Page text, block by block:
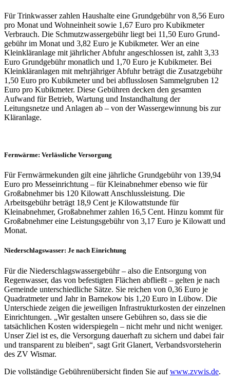
Für Trinkwasser zahlen Haushalte eine Grundgebühr von 8,56 Euro
pro Monat und Wohneinheit sowie 1,67 Euro pro Kubikmeter
Verbrauch. Die Schmutzwassergebühr liegt bei 11,50 Euro Grund­
gebühr im Monat und 3,82 Euro je Kubikmeter. Wer an eine
Kleinkläranlage mit jährlicher Abfuhr angeschlossen ist, zahlt 3,33
Euro Grundgebühr monatlich und 1,70 Euro je Kubikmeter. Bei
Kleinkläranlagen mit mehrjähriger Abfuhr beträgt die Zusatzgebühr
1,50 Euro pro Kubikmeter und bei abflusslosen Sammelgruben 12
Euro pro Kubikmeter. Diese Gebühren decken den gesamten
Aufwand für Betrieb, Wartung und Instandhaltung der
Leitungsnetze und Anlagen ab – von der Wassergewinnung bis zur
Kläranlage.
Fernwärme: Verlässliche Versorgung
Für Fernwärmekunden gilt eine jährliche Grundgebühr von 139,94
Euro pro Messeinrichtung – für Kleinabnehmer ebenso wie für
Großabnehmer bis 120 Kilowatt Anschlussleistung. Die
Arbeitsgebühr beträgt 18,9 Cent je Kilowattstunde für
Kleinabnehmer, Großabnehmer zahlen 16,5 Cent. Hinzu kommt für
Großabnehmer eine Leistungsgebühr von 3,17 Euro je Kilowatt und
Monat.
Niederschlagswasser: Je nach Einrichtung
Für die Niederschlagswassergebühr – also die Entsorgung von
Regenwasser, das von befestigten Flächen abfließt – gelten je nach
Gemeinde unterschiedliche Sätze. Sie reichen von 0,36 Euro je
Quadratmeter und Jahr in Barnekow bis 1,20 Euro in Lübow. Die
Unterschiede zeigen die jeweiligen Infrastrukturkosten der einzelnen
Einrichtungen. „Wir gestalten unsere Gebühren so, dass sie die
tatsächlichen Kosten widerspiegeln – nicht mehr und nicht weniger.
Unser Ziel ist es, die Versorgung dauerhaft zu sichern und dabei fair
und transparent zu bleiben“, sagt Grit Glanert, Verbandsvorsteherin
des ZV Wismar.
Die vollständige Gebührenübersicht finden Sie aufwww.zvwis.de.